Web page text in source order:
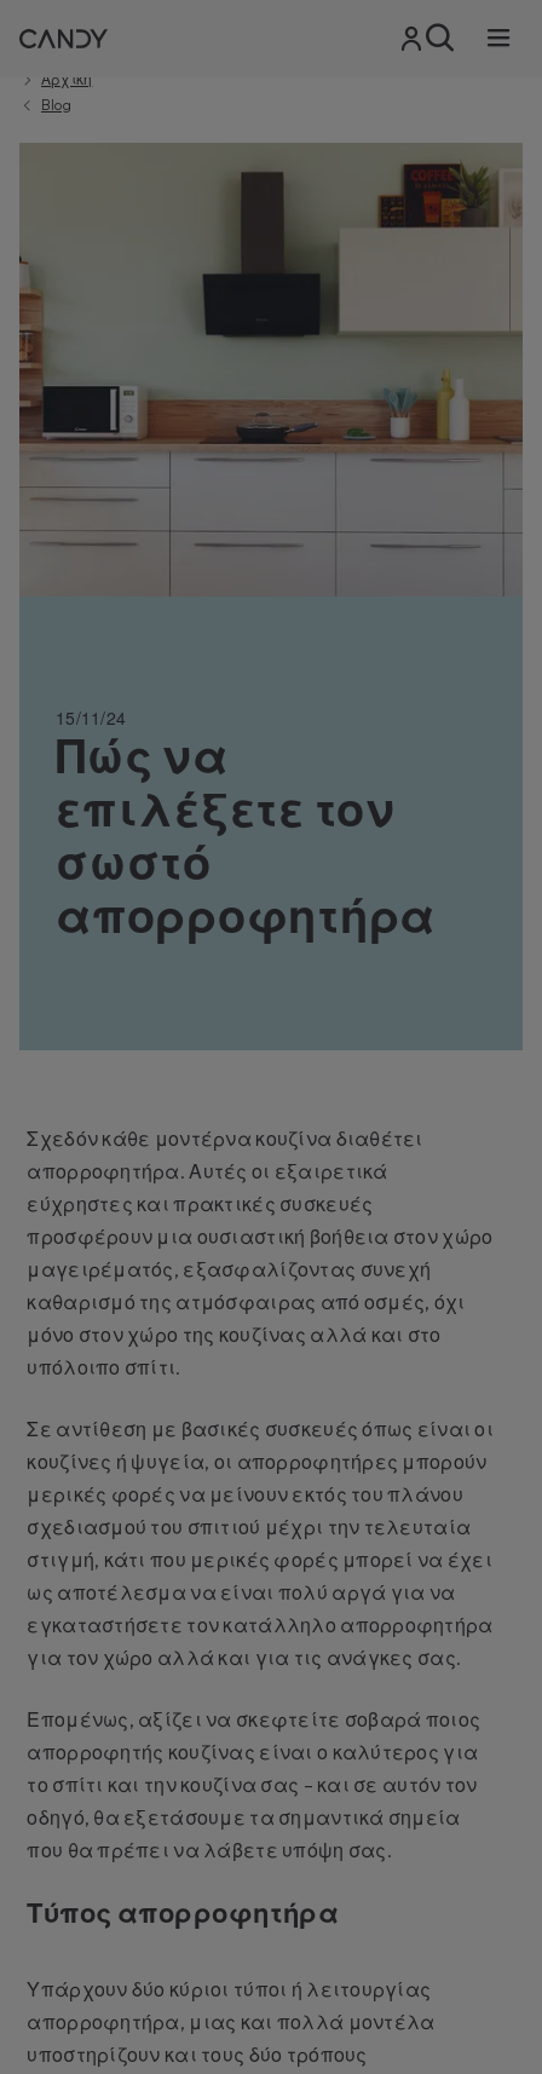
Αρχική
Blog
15/11/24
Πώς να
επιλέξετε τον
σωστό
απορροφητήρα
Σχεδόν κάθε μοντέρνα κουζίνα διαθέτει
απορροφητήρα. Αυτές οι εξαιρετικά
εύχρηστες και πρακτικές συσκευές
προσφέρουν μια ουσιαστική βοήθεια στον χώρο
μαγειρέματός, εξασφαλίζοντας συνεχή
καθαρισμό της ατμόσφαιρας από οσμές, όχι
μόνο στον χώρο της κουζίνας αλλά και στο
υπόλοιπο σπίτι.
Σε αντίθεση με βασικές συσκευές όπως είναι οι
κουζίνες ή ψυγεία, οι απορροφητήρες μπορούν
μερικές φορές να μείνουν εκτός του πλάνου
σχεδιασμού του σπιτιού μέχρι την τελευταία
στιγμή, κάτι που μερικές φορές μπορεί να έχει
ως αποτέλεσμα να είναι πολύ αργά για να
εγκαταστήσετε τον κατάλληλο απορροφητήρα
για τον χώρο αλλά και για τις ανάγκες σας.
Επομένως, αξίζει να σκεφτείτε σοβαρά ποιος
απορροφητής κουζίνας είναι ο καλύτερος για
το σπίτι και την κουζίνα σας – και σε αυτόν τον
οδηγό, θα εξετάσουμε τα σημαντικά σημεία
που θα πρέπει να λάβετε υπόψη σας.
Τύπος απορροφητήρα
Υπάρχουν δύο κύριοι τύποι ή λειτουργίας
απορροφητήρα, μιας και πολλά μοντέλα
υποστηρίζουν και τους δύο τρόπους